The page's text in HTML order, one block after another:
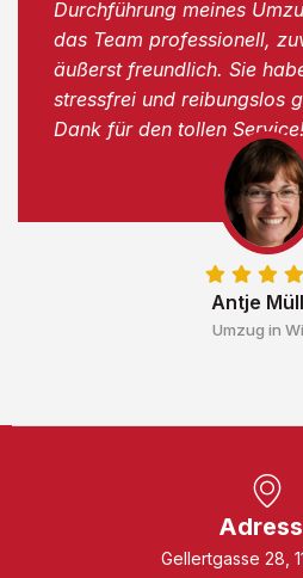
Antje
Umzug in
Durchführung meines
das Team professionell,
äußerst freundlich. Sie
stressfrei und reibungslos
Dank für den tollen
Gellertgasse 28,